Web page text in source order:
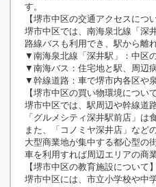
す。
【堺市中区の交通アクセスについ
堺市中区では、南海泉北線「深
路線バスも利用でき、駅から離
▼南海泉北線「深井駅」：中区
▼南海バス：住宅地と駅、周辺
▼幹線道路：車で堺市内各区や
【堺市中区の買い物環境について
堺市中区では、駅周辺や幹線道
「グルメシティ深井駅前店」は
また、「コノミヤ深井店」など
大型商業地が集中する都心型の
車を利用すれば周辺エリアの商
【堺市中区の教育施設について】
堺市中区には、市立小学校や中